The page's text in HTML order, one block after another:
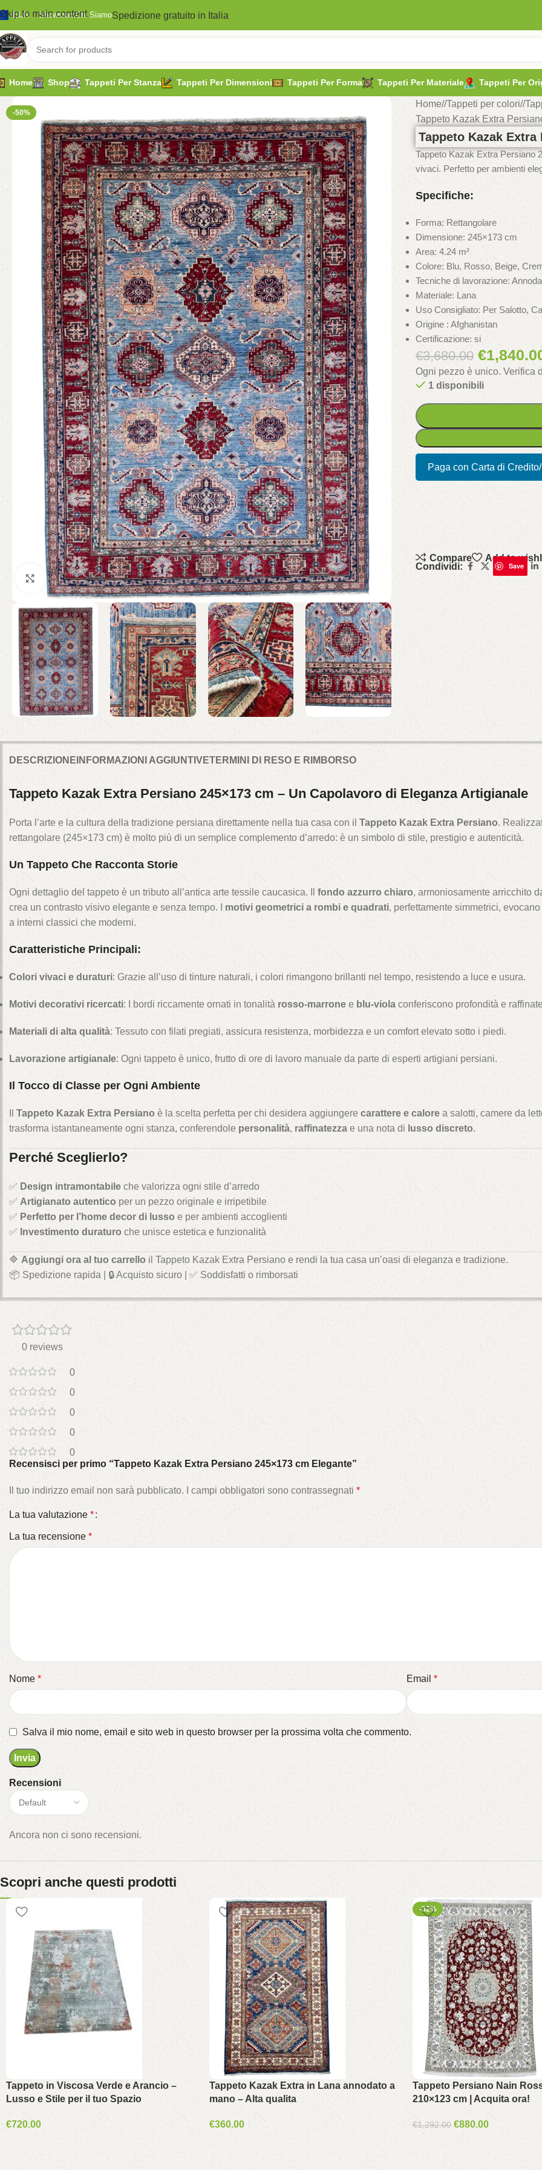
Skip to main content
EUR ShowroomChi SiamoSpedizione gratuito in Italia
Home Shop Tappeti Per Stanza Tappeti Per Dimensioni Tappeti Per Forma Tappeti Per Materiale Tappeti Per
-50%
Click to enlarge
Home/ Tappeti per colori/
Tappeto Kazak Extra
Tappeto Kazak Extra
Tappeto Kazak Extra Persiano
vivaci. Perfetto per ambienti
Specifiche:
Forma: Rettangolare
Dimensione: 245×173 cm
Area: 4.24 m²
Colore: Blu, Rosso, Beige,
Tecniche di lavorazione:
Materiale: Lana
Uso Consigliato: Per Salotto,
Origine : Afghanistan
Certificazione: si
€3,680.00 €
Ogni pezzo è unico. Verifica
1 disponibili
Paga con Carta di
Compare
Add to
Condividi:
Save
DESCRIZIONE INFORMAZIONI AGGIUNTIVETERMINI DI RESO E RIMBORSO
Tappeto Kazak Extra Persiano 245×173 cm – Un Capolavoro di Eleganza Artigianale
Porta l’arte e la cultura della tradizione persiana direttamente nella tua casa con il Tappeto Kazak Extra Persiano.
rettangolare (245×173 cm) è molto più di un semplice complemento d’arredo: è un simbolo di stile, prestigio e autenticità.
Un Tappeto Che Racconta Storie
Ogni dettaglio del tappeto è un tributo all’antica arte tessile caucasica. Ilfondo azzurro chiaro, armoniosamente arricchito
crea un contrasto visivo elegante e senza tempo. Imotivi geometrici a rombi e quadrati, perfettamente simmetrici,
a interni classici che moderni.
Caratteristiche Principali:
Colori vivaci e duraturi: Grazie all’uso di tinture naturali, i colori rimangono brillanti nel tempo, resistendo a luce e usura.
Motivi decorativi ricercati: I bordi riccamente ornati in tonalità rosso-marrone e blu-viola conferiscono profondità e
Materiali di alta qualità: Tessuto con filati pregiati, assicura resistenza, morbidezza e un comfort elevato sotto i piedi.
Lavorazione artigianale: Ogni tappeto è unico, frutto di ore di lavoro manuale da parte di esperti artigiani persiani.
Il Tocco di Classe per Ogni Ambiente
IlTappeto Kazak Extra Persiano è la scelta perfetta per chi desidera aggiungerecarattere e calorea salotti, camere da
trasforma istantaneamente ogni stanza, conferendolepersonalità, raffinatezzae una nota di lusso discreto.
Perché Sceglierlo?
✅ Design intramontabileche valorizza ogni stile d’arredo
✅Artigianato autentico per un pezzo originale e irripetibile
✅ Perfetto per l’home decor di lusso e per ambienti accoglienti
✅Investimento duraturoche unisce estetica e funzionalità
🔷 Aggiungi ora al tuo carrello il Tappeto Kazak Extra Persiano e rendi la tua casa un’oasi di eleganza e tradizione.
📦 Spedizione rapida | 🔒 Acquisto sicuro | ✅ Soddisfatti o rimborsati
0 reviews
0
0
0
0
0
Recensioni
Ancora non ci sono recensioni.
Recensisci per primo “Tappeto Kazak Extra Persiano 245×173 cm Elegante”
Il tuo indirizzo email non sarà pubblicato. I campi obbligatori sono contrassegnati *
La tua valutazione*
La tua recensione *
Nome * Email *
Salva il mio nome, email e sito web in questo browser per la prossima volta che commento.
Scopri anche questi prodotti
Tappeto in Viscosa Verde e Arancio –
Lusso e Stile per il tuo Spazio
€720.00
Tappeto Kazak Extra in Lana annodato a
mano – Alta qualita
€360.00
-32%
Tappeto Persiano Nain
210×123 cm | Acquita ora!
€1,292.00 €880.00